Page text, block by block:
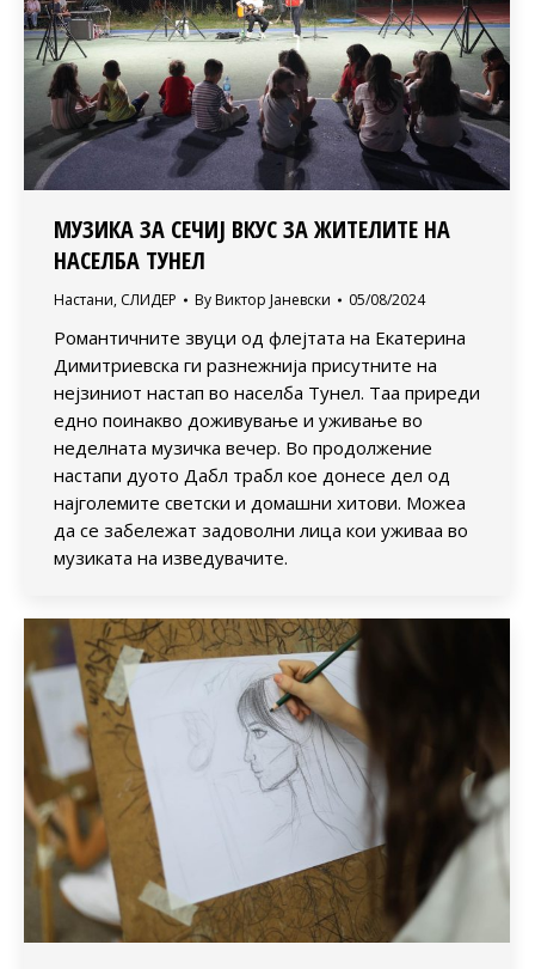
МУЗИКА ЗА СЕЧИЈ ВКУС ЗА ЖИТЕЛИТЕ НА
НАСЕЛБА ТУНЕЛ
Настани, СЛИДЕР By Виктор Јаневски 05/08/2024
Романтичните звуци од флејтата на Екатерина
Димитриевска ги разнежнија присутните на
нејзиниот настап во населба Тунел. Таа приреди
едно поинакво доживување и уживање во
неделната музичка вечер. Во продолжение
настапи дуото Дабл трабл кое донесе дел од
најголемите светски и домашни хитови. Можеа
да се забележат задоволни лица кои уживаа во
музиката на изведувачите.